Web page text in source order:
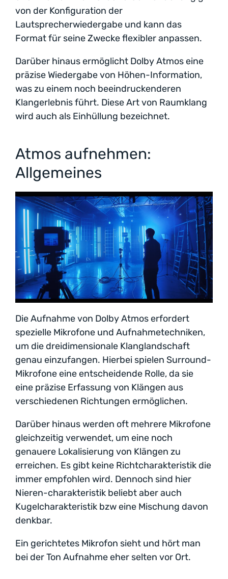
von der Konfiguration der
Lautsprecherwiedergabe und kann das
Format für seine Zwecke flexibler anpassen.
Darüber hinaus ermöglicht Dolby Atmos eine
präzise Wiedergabe von Höhen-Information,
was zu einem noch beeindruckenderen
Klangerlebnis führt. Diese Art von Raumklang
wird auch als Einhüllung bezeichnet.
Atmos aufnehmen:
Allgemeines
Die Aufnahme von Dolby Atmos erfordert
spezielle Mikrofone und Aufnahmetechniken,
um die dreidimensionale Klanglandschaft
genau einzufangen. Hierbei spielen Surround-
Mikrofone eine entscheidende Rolle, da sie
eine präzise Erfassung von Klängen aus
verschiedenen Richtungen ermöglichen.
Darüber hinaus werden oft mehrere Mikrofone
gleichzeitig verwendet, um eine noch
genauere Lokalisierung von Klängen zu
erreichen. Es gibt keine Richtcharakteristik die
immer empfohlen wird. Dennoch sind hier
Nieren-charakteristik beliebt aber auch
Kugelcharakteristik bzw eine Mischung davon
denkbar.
Ein gerichtetes Mikrofon sieht und hört man
bei der Ton Aufnahme eher selten vor Ort.